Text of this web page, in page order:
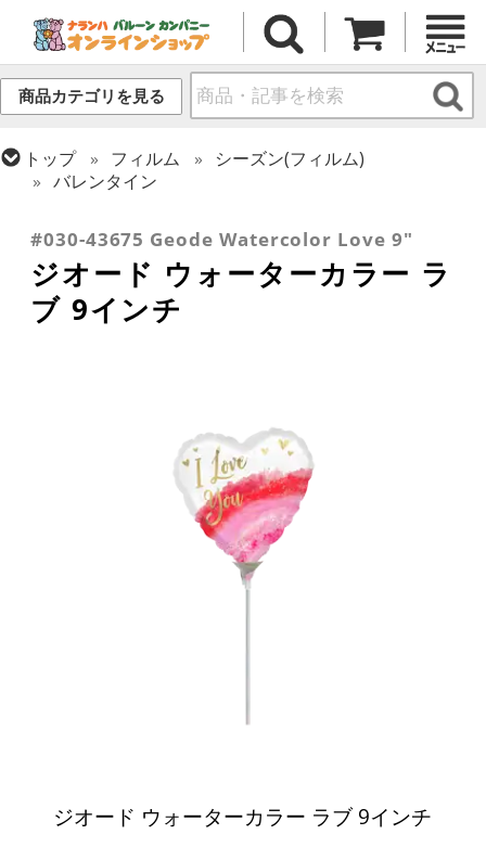
商品カテゴリを見る
トップ フィルム
シーズン(フィルム)
バレンタイン
#030-43675 Geode Watercolor Love 9"
ジオード ウォーターカラー ラ
ブ 9インチ
ジオード ウォーターカラー ラブ 9インチ